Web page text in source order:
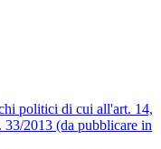
politici di cui all'art. 14,
33/2013 (da pubblicare in